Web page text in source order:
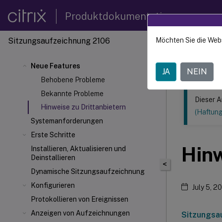
Produktdokumentation
Sitzungsaufzeichnung 2106
Neue Features
Behobene Probleme
Bekannte Probleme
Hinweise zu Drittanbietern
Systemanforderungen
Erste Schritte
Installieren, Aktualisieren und
Deinstallieren
Dynamische Sitzungsaufzeichnung
Konfigurieren
Protokollieren von Ereignissen
Anzeigen von Aufzeichnungen
Dieser Inhalt
<
Dieser
July 5,
Möchten Sie die
JA NEIN